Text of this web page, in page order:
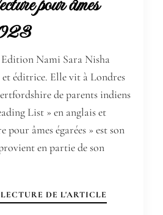
Nami Sara Nisha
éditrice. Elle vit à Londres
de parents indiens
List » en anglais et
pour âmes égarées » est son
en partie de son
DE L'ARTICLE